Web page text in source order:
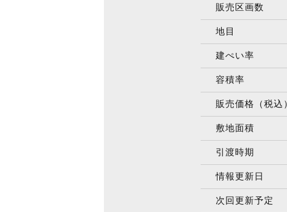
販売区画数
地目
建ぺい率
容積率
販売価格（税込
敷地面積
引渡時期
情報更新日
次回更新予定